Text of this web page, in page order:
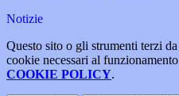
Notizie
Questo sito o gli strumenti terzi
cookie necessari al
COOKIE POLICY.